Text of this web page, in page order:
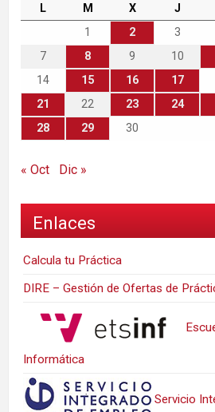
L M X J
1
2 3
7
8 9 10
14
15 16 17
21
22 23 24
28
29 30
« Oct Dic »
Enlaces
Calcula tu Práctica
DIRE – Gestión de Ofertas de
Informática
Servicio